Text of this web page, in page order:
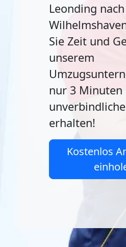
Leonding nach
Sie Zeit und
unserem
nur 3 Minuten
erhalten!
Kostenlos